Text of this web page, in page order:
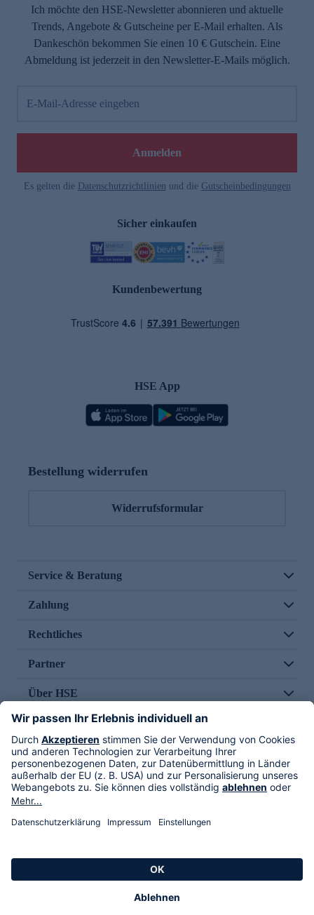
Ich möchte den HSE-Newsletter abonnieren und aktuelle
Trends, Angebote & Gutscheine per E-Mail erhalten. Als
Dankeschön bekommen Sie einen 10 € Gutschein. Eine
Abmeldung ist jederzeit in den Newsletter-E-Mails möglich.
E-Mail-Adresse eingeben
Anmelden
Es gelten die Datenschutzrichtlinien und die Gutscheinbedingungen
Sicher einkaufen
Kundenbewertung
HSE App
Bestellung widerrufen
Widerrufsformular
Service & Beratung
Zahlung
Rechtliches
Partner
Über HSE
Im TV
HSE International